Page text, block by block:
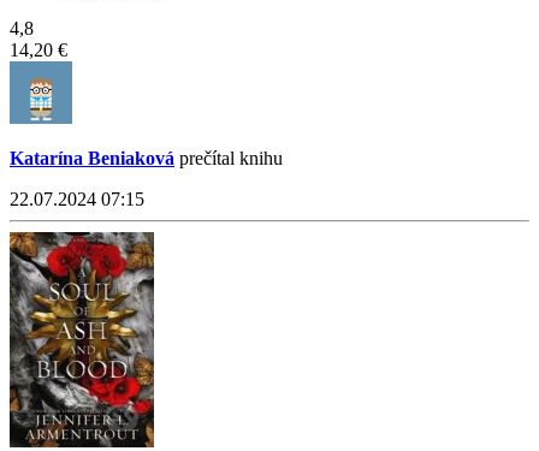
4,8
14,20 €
Katarína Beniaková prečítal knihu
22.07.2024 07:15